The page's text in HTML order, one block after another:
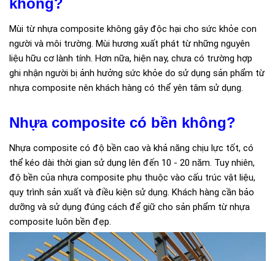
không?
Mùi từ nhựa composite không gây độc hại cho sức khỏe con
người và môi trường. Mùi hương xuất phát từ những nguyên
liệu hữu cơ lành tính. Hơn nữa, hiện nay, chưa có trường hợp
ghi nhận người bị ảnh hưởng sức khỏe do sử dụng sản phẩm từ
nhựa composite nên khách hàng có thể yên tâm sử dụng.
Nhựa composite có bền không?
Nhựa composite có độ bền cao và khả năng chịu lực tốt, có
thể kéo dài thời gian sử dụng lên đến 10 - 20 năm. Tuy nhiên,
độ bền của nhựa composite phụ thuộc vào cấu trúc vật liệu,
quy trình sản xuất và điều kiện sử dụng. Khách hàng cần bảo
dưỡng và sử dụng đúng cách để giữ cho sản phẩm từ nhựa
composite luôn bền đẹp.